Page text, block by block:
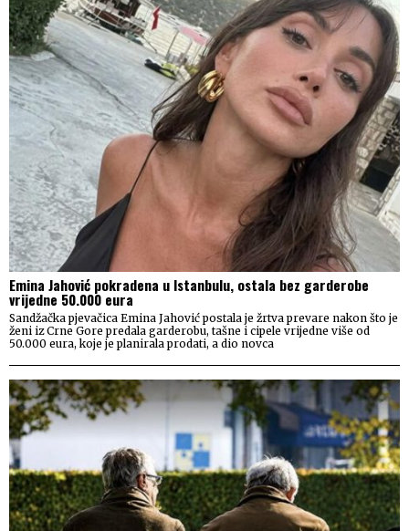
Emina Jahović pokradena u Istanbulu, ostala bez garderobe
vrijedne 50.000 eura
Sandžačka pjevačica Emina Jahović postala je žrtva prevare nakon što je
ženi iz Crne Gore predala garderobu, tašne i cipele vrijedne više od
50.000 eura, koje je planirala prodati, a dio novca